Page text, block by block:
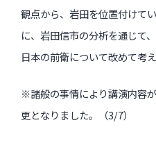
観点から、岩田を位置付けて
に、岩田信市の分析を通じて
日本の前衛について改めて考
※諸般の事情により講演内容
更となりました。（3/7）